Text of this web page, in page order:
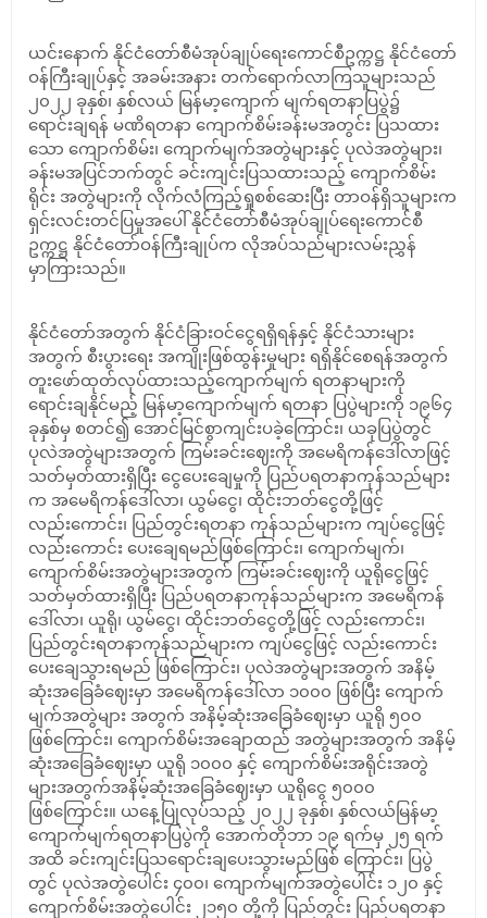
ယင်းနောက် နိုင်ငံတော်စီမံအုပ်ချုပ်ရေးကောင်စီဥက္ကဋ္ဌ နိုင်ငံတော်
ဝန်ကြီးချုပ်နှင့် အခမ်းအနား တက်ရောက်လာကြသူများသည်
၂၀၂၂ ခုနှစ်၊ နှစ်လယ် မြန်မာ့ကျောက် မျက်ရတနာပြပွဲ၌
ရောင်းချရန် မဏိရတနာ ကျောက်စိမ်းခန်းမအတွင်း ပြသထား
သော ကျောက်စိမ်း၊ ကျောက်မျက်အတွဲများနှင့် ပုလဲအတွဲများ၊
ခန်းမအပြင်ဘက်တွင် ခင်းကျင်းပြသထားသည့် ကျောက်စိမ်း
ရိုင်း အတွဲများကို လိုက်လံကြည့်ရှုစစ်ဆေးပြီး တာဝန်ရှိသူများက
ရှင်းလင်းတင်ပြမှုအပေါ် နိုင်ငံတော်စီမံအုပ်ချုပ်ရေးကောင်စီ
ဥက္ကဋ္ဌ နိုင်ငံတော်ဝန်ကြီးချုပ်က လိုအပ်သည်များလမ်းညွှန်
မှာကြားသည်။
နိုင်ငံတော်အတွက် နိုင်ငံခြားဝင်ငွေရရှိရန်နှင့် နိုင်ငံသားများ
အတွက် စီးပွားရေး အကျိုးဖြစ်ထွန်းမှုများ ရရှိနိုင်စေရန်အတွက်
တူးဖော်ထုတ်လုပ်ထားသည့်ကျောက်မျက် ရတနာများကို
ရောင်းချနိုင်မည့် မြန်မာ့ကျောက်မျက် ရတနာ ပြပွဲများကို ၁၉၆၄
ခုနှစ်မှ စတင်၍ အောင်မြင်စွာကျင်းပခဲ့ကြောင်း၊ ယခုပြပွဲတွင်
ပုလဲအတွဲများအတွက် ကြမ်းခင်းဈေးကို အမေရိကန်ဒေါ်လာဖြင့်
သတ်မှတ်ထားရှိပြီး ငွေပေးချေမှုကို ပြည်ပရတနာကုန်သည်များ
က အမေရိကန်ဒေါ်လာ၊ ယွမ်ငွေ၊ ထိုင်းဘတ်ငွေတို့ဖြင့်
လည်းကောင်း၊ ပြည်တွင်းရတနာ ကုန်သည်များက ကျပ်ငွေဖြင့်
လည်းကောင်း ပေးချေရမည်ဖြစ်ကြောင်း၊ ကျောက်မျက်၊
ကျောက်စိမ်းအတွဲများအတွက် ကြမ်းခင်းဈေးကို ယူရိုငွေဖြင့်
သတ်မှတ်ထားရှိပြီး ပြည်ပရတနာကုန်သည်များက အမေရိကန်
ဒေါ်လာ၊ ယူရို၊ ယွမ်ငွေ၊ ထိုင်းဘတ်ငွေတို့ဖြင့် လည်းကောင်း၊
ပြည်တွင်းရတနာကုန်သည်များက ကျပ်ငွေဖြင့် လည်းကောင်း
ပေးချေသွားရမည် ဖြစ်ကြောင်း၊ ပုလဲအတွဲများအတွက် အနိမ့်
ဆုံးအခြေခံဈေးမှာ အမေရိကန်ဒေါ်လာ ၁၀၀၀ ဖြစ်ပြီး ကျောက်
မျက်အတွဲများ အတွက် အနိမ့်ဆုံးအခြေခံဈေးမှာ ယူရို ၅၀၀
ဖြစ်ကြောင်း၊ ကျောက်စိမ်းအချောထည် အတွဲများအတွက် အနိမ့်
ဆုံးအခြေခံဈေးမှာ ယူရို ၁၀၀၀ နှင့် ကျောက်စိမ်းအရိုင်းအတွဲ
များအတွက်အနိမ့်ဆုံးအခြေခံဈေးမှာ ယူရိုငွေ ၅၀၀၀
ဖြစ်ကြောင်း။ ယနေ့ပြုလုပ်သည့် ၂၀၂၂ ခုနှစ်၊ နှစ်လယ်မြန်မာ့
ကျောက်မျက်ရတနာပြပွဲကို အောက်တိုဘာ ၁၉ ရက်မှ ၂၅ ရက်
အထိ ခင်းကျင်းပြသရောင်းချပေးသွားမည်ဖြစ် ကြောင်း၊ ပြပွဲ
တွင် ပုလဲအတွဲပေါင်း ၄၀၀၊ ကျောက်မျက်အတွဲပေါင်း ၁၂၀ နှင့်
ကျောက်စိမ်းအတွဲပေါင်း ၂၁၅၀ တို့ကို ပြည်တွင်း ပြည်ပရတနာ